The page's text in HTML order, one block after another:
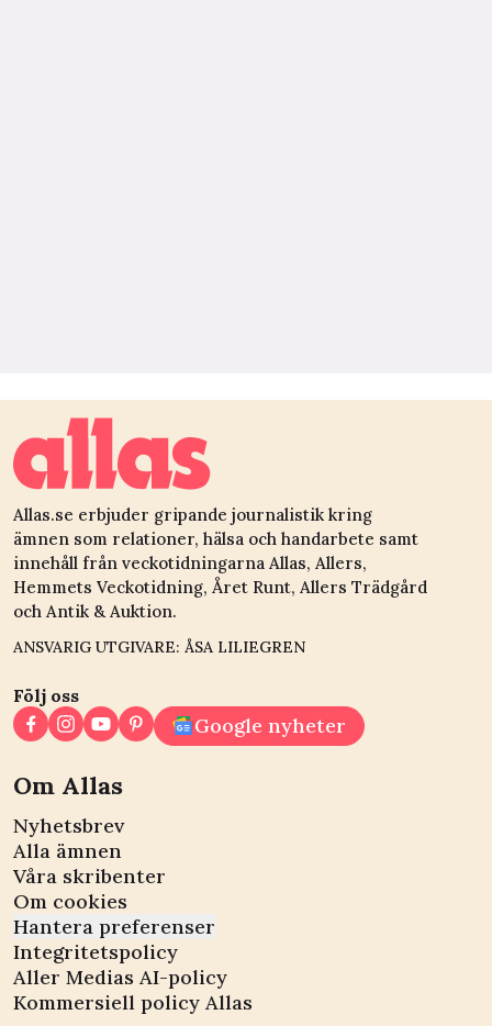
Allas.se erbjuder gripande journalistik kring
ämnen som relationer, hälsa och handarbete samt
innehåll från veckotidningarna Allas, Allers,
Hemmets Veckotidning, Året Runt, Allers Trädgård
och Antik & Auktion.
ANSVARIG UTGIVARE: ÅSA LILIEGREN
Följ oss
Google nyheter
Om Allas
Nyhetsbrev
Alla ämnen
Våra skribenter
Om cookies
Hantera preferenser
Integritetspolicy
Aller Medias AI-policy
Kommersiell policy Allas